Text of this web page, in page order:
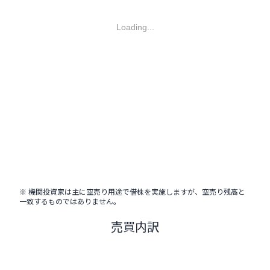
Loading...
※ 機関投資家は主に空売り用途で借株を実施しますが、空売り残高と
一致するものではありません。
売買内訳